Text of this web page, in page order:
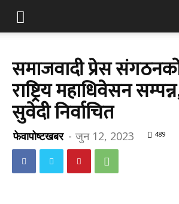
समाजवादी प्रेस
राष्ट्रिय महाधिवेसन
सुवेदी निर्वाचित
फेवापोष्टखबर - जुन 12, 2023 489